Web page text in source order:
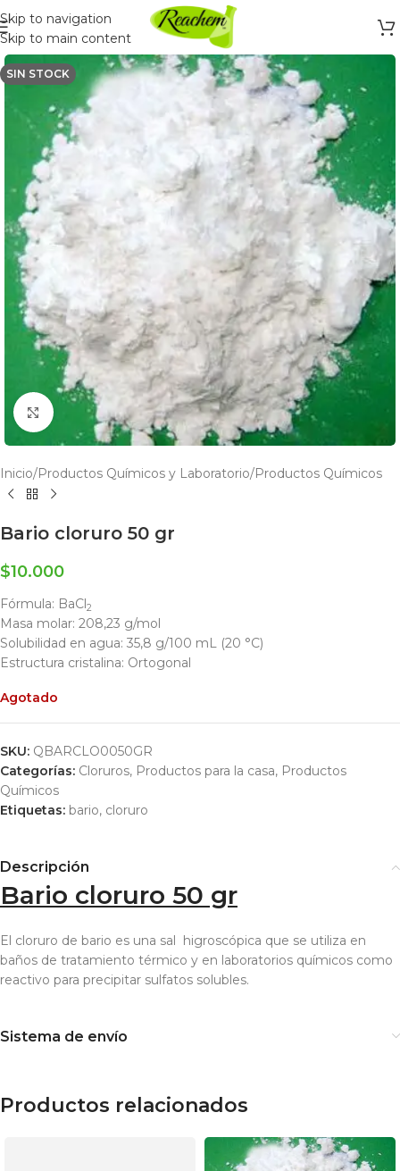
Skip to navigation
Skip to main content
SIN STOCK
Click to enlarge
Inicio/Productos Químicos y Laboratorio/Productos Químicos
Bario cloruro 50 gr
$10.000
Fórmula: BaCl2
Masa molar: 208,23 g/mol
Solubilidad en agua: 35,8 g/100 mL (20 °C)
Estructura cristalina: Ortogonal
Agotado
SKU: QBARCLO0050GR
Categorías: Cloruros, Productos para la casa, Productos
Químicos
Etiquetas: bario, cloruro
Descripción
Bario cloruro 50 gr
El cloruro de bario es una sal higroscópica que se utiliza en
baños de tratamiento térmico y en laboratorios químicos como
reactivo para precipitar sulfatos solubles.
Sistema de envío
Productos relacionados